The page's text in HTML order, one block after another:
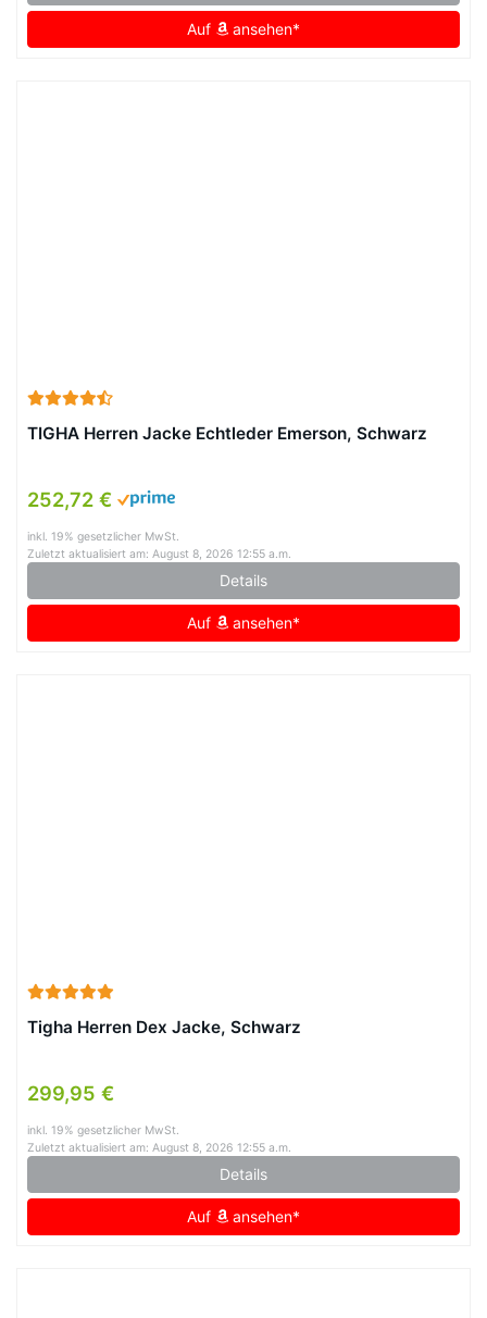
Auf ansehen*
TIGHA Herren Jacke Echtleder Emerson, Schwarz
252,72 €
inkl. 19% gesetzlicher MwSt.
Zuletzt aktualisiert am: August 8, 2026 12:55 a.m.
Details
Auf ansehen*
Tigha Herren Dex Jacke, Schwarz
299,95 €
inkl. 19% gesetzlicher MwSt.
Zuletzt aktualisiert am: August 8, 2026 12:55 a.m.
Details
Auf ansehen*